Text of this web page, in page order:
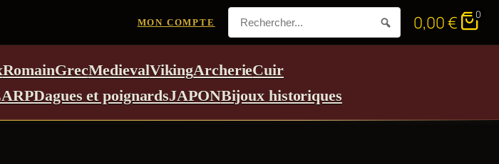
MON COMPTE 0,00€ 0
RomainGrecMedievalVikingArcherieCuir
Dagues et poignardsJAPONBijoux historiques